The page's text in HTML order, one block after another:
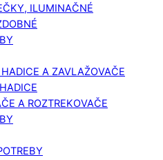
ILUMINAČNÉ
A ZAVLAŽOVAČE
A ROZTREKOVAČE